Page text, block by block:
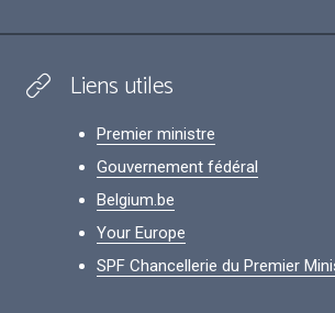
Liens utiles
Premier ministre
Gouvernement fédéral
Belgium.be
Your Europe
SPF Chancellerie du Premier